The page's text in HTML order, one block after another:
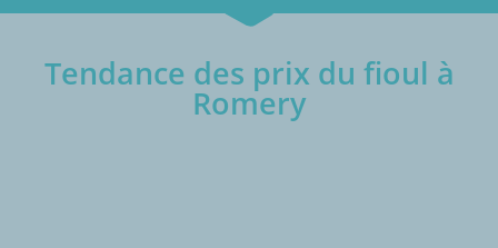
Tendance des prix du fioul à
Romery